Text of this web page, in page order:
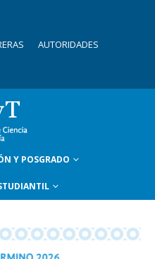
AUTORIDADES
Y POSGRADO